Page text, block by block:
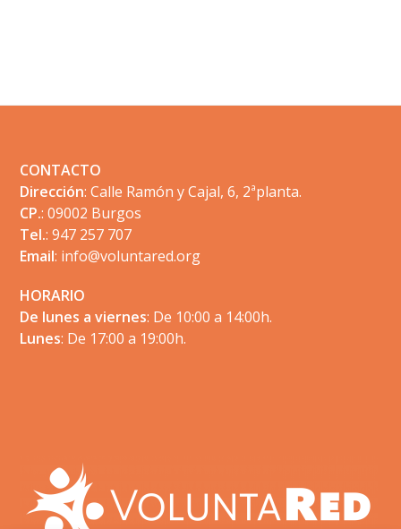
CONTACTO
Dirección: Calle Ramón y Cajal, 6, 2ªplanta.
CP.: 09002 Burgos
Tel.: 947 257 707
Email: info@voluntared.org
HORARIO
De lunes a viernes: De 10:00 a 14:00h.
Lunes: De 17:00 a 19:00h.